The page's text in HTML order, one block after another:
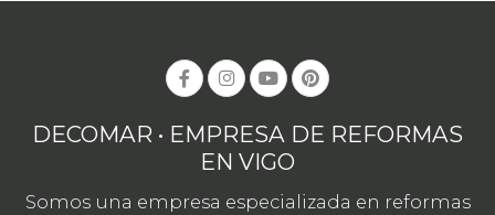
DECOMAR • EMPRESA DE REFORMAS
EN VIGO
Somos una empresa especializada en reformas